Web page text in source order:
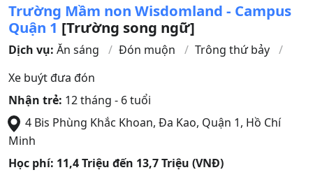
Trường Mầm non Wisdomland - Campus
Quận 1 [Trường song ngữ]
Dịch vụ: Ăn sáng Đón muộn
Trông thứ bảy
Xe buýt đưa đón
Nhận trẻ: 12 tháng - 6 tuổi
4 Bis Phùng Khắc Khoan, Đa Kao, Quận 1, Hồ Chí
Minh
Học phí: 11,4 Triệu đến 13,7 Triệu (VNĐ)